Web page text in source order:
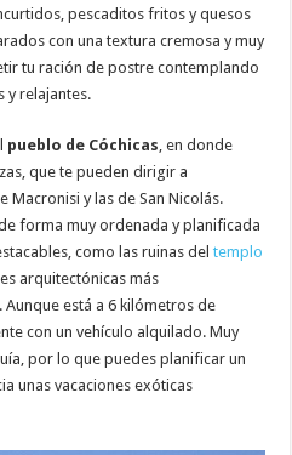
pescaditos fritos y quesos
con una textura cremosa y muy
tu ración de postre contemplando
y relajantes.
pueblo de Cóchicas, en donde
que te pueden dirigir a
Macronisi y las de San Nicolás.
forma muy ordenada y planificada
como las ruinas deltemplo
arquitectónicas más
está a 6 kilómetros de
con un vehículo alquilado. Muy
por lo que puedes planificar un
unas vacaciones exóticas